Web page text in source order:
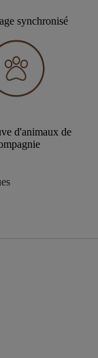
synchronisé
d'animaux de